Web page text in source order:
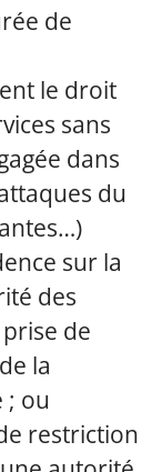
de
le droit
sans
dans
du
sur la
des
de
la
; ou
restriction